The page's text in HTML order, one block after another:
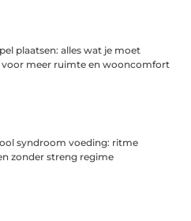
plaatsen: alles wat je moet
voor meer ruimte en wooncomfort
syndroom voeding: ritme
zonder streng regime